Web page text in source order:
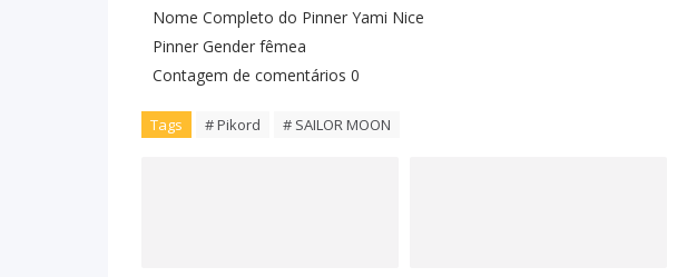
Nome Completo do Pinner Yami Nice
Pinner Gender fêmea
Contagem de comentários 0
Tags # Pikord # SAILOR MOON